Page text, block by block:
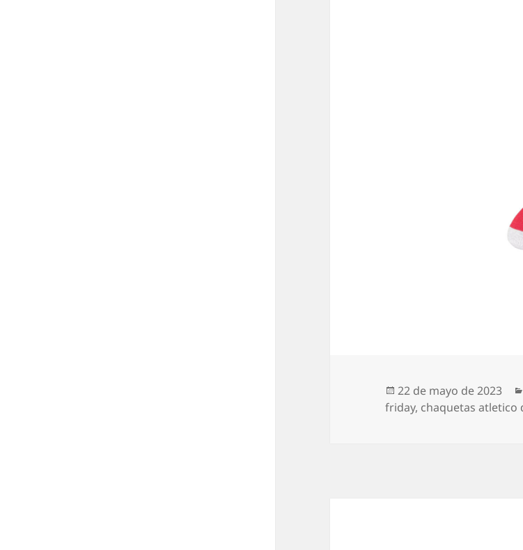
Publicado
el
22 de mayo de 2023
friday, chaquetas atletico